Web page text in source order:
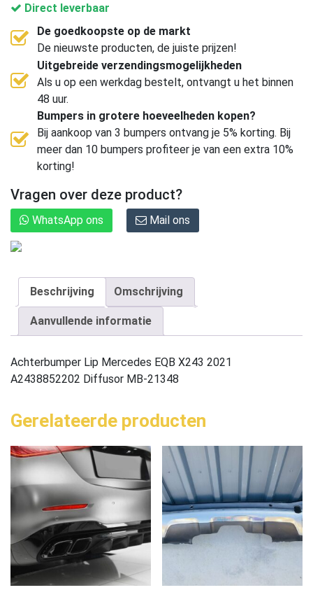
Direct leverbaar
De goedkoopste op de markt
De nieuwste producten, de juiste prijzen!
Uitgebreide verzendingsmogelijkheden
Als u op een werkdag bestelt, ontvangt u het binnen
48 uur.
Bumpers in grotere hoeveelheden kopen?
Bij aankoop van 3 bumpers ontvang je 5% korting. Bij
meer dan 10 bumpers profiteer je van een extra 10%
korting!
Vragen over deze product?
WhatsApp ons Mail ons
Beschrijving Omschrijving
Aanvullende informatie
Achterbumper Lip Mercedes EQB X243 2021
A2438852202 Diffusor MB-21348
Gerelateerde producten